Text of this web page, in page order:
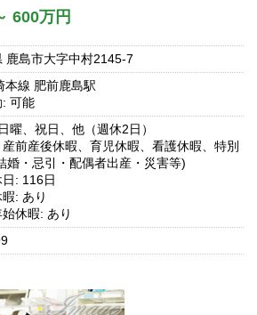
600万円
鹿島市大字中村2145-7
本線 肥前鹿島駅
可能
曜、祝日、他（週休2日）
前産後休暇、育児休暇、看護休暇、特別
婚・忌引・配偶者出産・災害等)
: 116日
: あり
休暇: あり